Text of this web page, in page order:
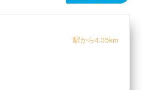
駅から4.35km